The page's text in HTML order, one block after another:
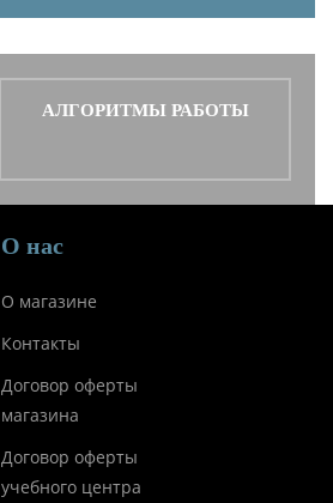
АЛГОРИТМЫ РАБОТЫ
О нас
О магазине
Контакты
Договор оферты
магазина
Договор оферты
учебного центра